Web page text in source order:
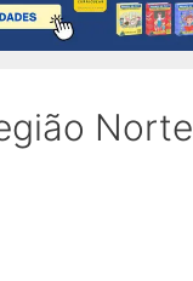
Norte